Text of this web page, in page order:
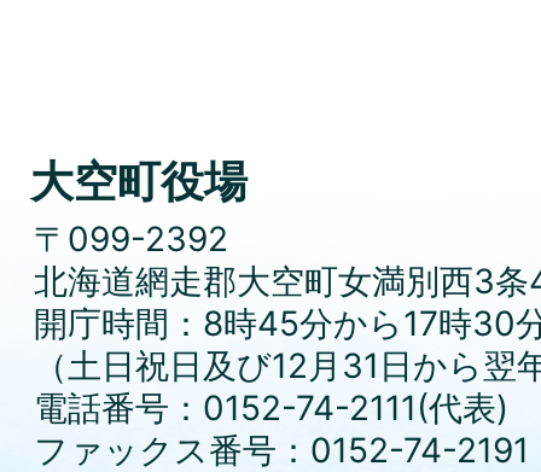
大空町役場
〒099-2392
北海道網走郡大空町女満別西3条
開庁時間：8時45分から17時30
（土日祝日及び12月31日から
電話番号：0152-74-2111(代表)
ファックス番号：0152-74-2191